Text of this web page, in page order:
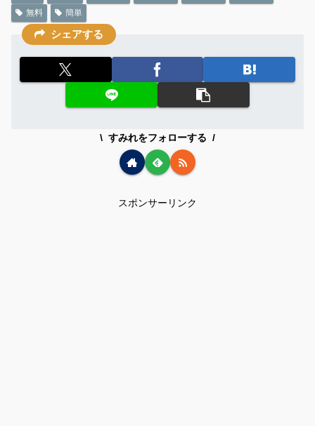
無料
簡単
シェアする
すみれをフォローする
スポンサーリンク